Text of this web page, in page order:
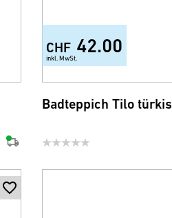
+1
CHF 42.00
inkl. MwSt.
Badteppich Tilo türkis